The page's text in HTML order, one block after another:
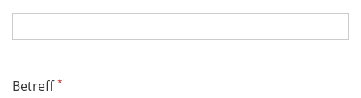
Betreff*